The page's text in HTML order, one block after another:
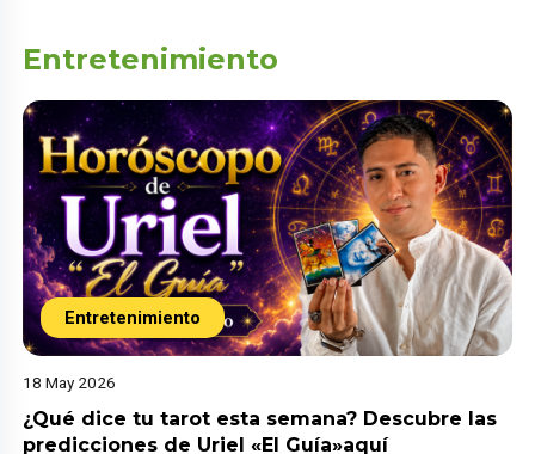
Entretenimiento
Entretenimiento
18 May 2026
¿Qué dice tu tarot esta semana? Descubre las
predicciones de Uriel «El Guía»aquí